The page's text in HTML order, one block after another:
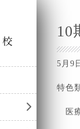
10
5月9
特色
医